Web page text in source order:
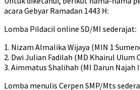
acara Gebyar Ramadan 1443 H:
Lomba Pildacil online SD/MI sederajat:
1. Nizam Almalika Wijaya (MIN 1
2. Dwi Julian Fadilah (MD Khairul Ulum
3. Aimmatus Shalihah (MI Darun Najah
Lomba menulis Cerpen SMP/Mts